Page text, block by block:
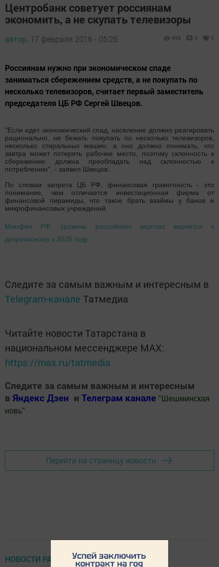
Центробанк советует россиянам
экономить, а не скупать телевизоры
автор, 17 февраля 2016 - 05:26 898 0 0
Россиянам нужно при экономическом спаде
заниматься сбережением средств, а не покупать по
несколько телевизоров, считает первый заместитель
председателя ЦБ РФ Сергей Швецов.
"Если идет экономический спад, население должно реагировать
рационально, не бежать покупать по несколько телевизоров,
несколько стиральных машин, а оно должно понимать, что
завтра может потерять рабочее место, поэтому склонность к
сбережению должна преобладать над склонностью к
потреблению", - заявил Швецов.
По словам запрета ЦБ РФ, финансовая грамотность - это
понимание, чем отличается инвестиционная фирма от
финансовой пирамиды, что такое брать взаймы у банов и
микрофинансовых учреждений.
Минфин РФ: уровень российских зарплат вернется к
докризисному к 2025 году
Следите за самым важным и интересным в
Telegram-канале Татмедиа
Читайте новости Татарстана в
национальном мессенджере MАХ:
https://max.ru/tatmedia
Следите за самым важным и интересным
в Яндекс Дзен и Телеграм канале " Шешминская
новь"
Перейти на страницу новости
НОВОСТИ РАЙОНА